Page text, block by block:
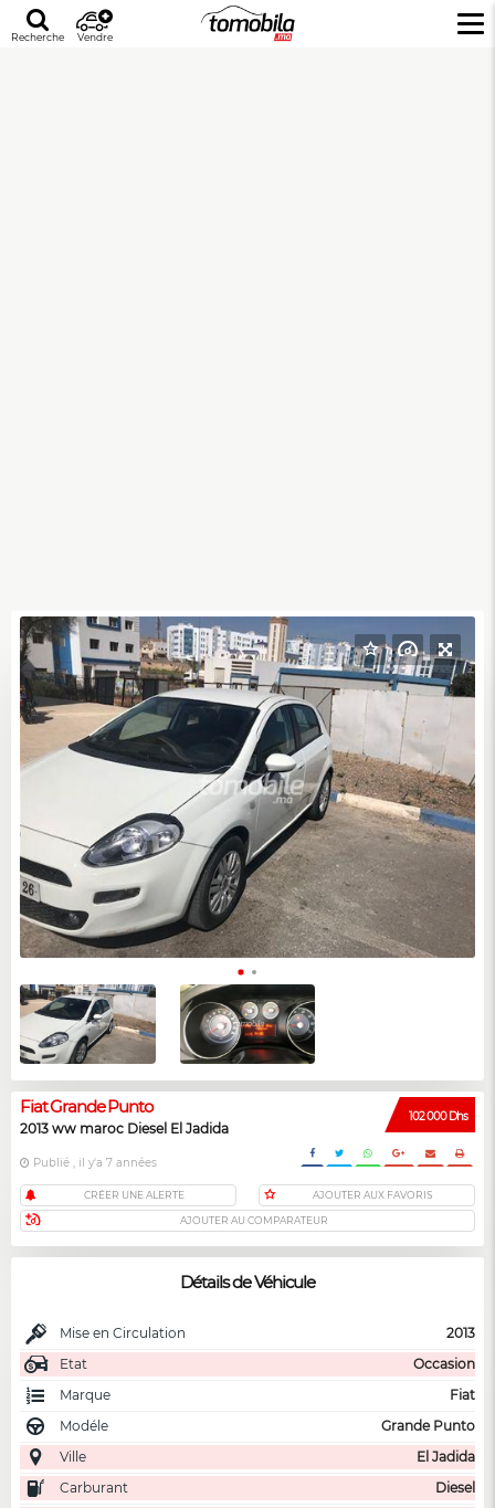
Recherche Vendre
102 000 Dhs
Fiat Grande Punto
2013 ww maroc Diesel El Jadida
Publié , il y'a 7 années
CRÉER UNE ALERTE AJOUTER AUX FAVORIS
AJOUTER AU COMPARATEUR
Détails de Véhicule
Mise en Circulation
2013
Etat
Occasion
Marque
Fiat
Modéle
Grande Punto
Ville
El Jadida
Carburant
Diesel